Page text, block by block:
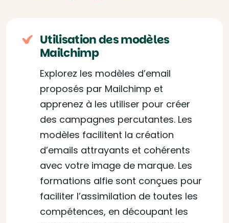
Utilisation des modèles
Mailchimp
Explorez les modèles d’email
proposés par Mailchimp et
apprenez à les utiliser pour créer
des campagnes percutantes. Les
modèles facilitent la création
d’emails attrayants et cohérents
avec votre image de marque. Les
formations alfie sont conçues pour
faciliter l’assimilation de toutes les
compétences, en découpant les